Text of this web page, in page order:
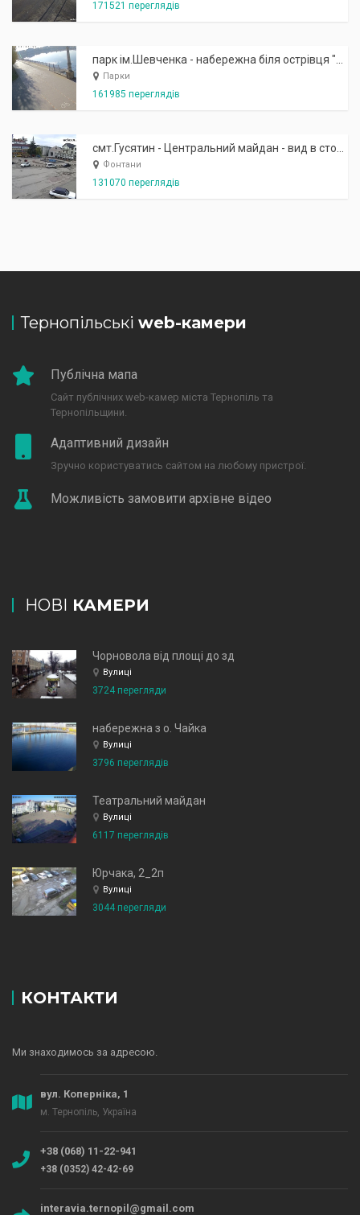
171521 переглядів
парк ім.Шевченка - набережна біля острівця "Закоханих"
Парки
161985 переглядів
смт.Гусятин - Центральний майдан - вид в сторону фонтану
Фонтани
131070 переглядів
Тернопільські web-камери
Публічна мапа
Сайт публічних web-камер міста Тернопіль та
Тернопільщини.
Адаптивний дизайн
Зручно користуватись сайтом на любому пристрої.
Можливість замовити архівне відео
НОВІ КАМЕРИ
Чорновола від площі до зд
Вулиці
3724 перегляди
набережна з о. Чайка
Вулиці
3796 переглядів
Театральний майдан
Вулиці
6117 переглядів
Юрчака, 2_2п
Вулиці
3044 перегляди
КОНТАКТИ
Ми знаходимось за адресою.
вул. Коперніка, 1
м. Тернопіль, Україна
+38 (068) 11-22-941
+38 (0352) 42-42-69
interavia.ternopil@gmail.com